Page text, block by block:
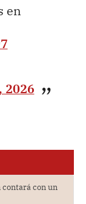
en
2026
con un